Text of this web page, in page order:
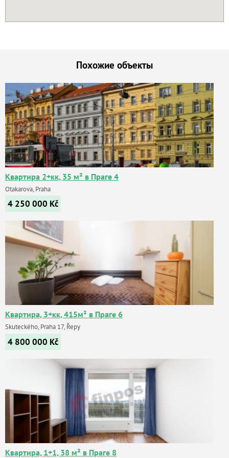
Похожие объекты
Квартира 2+кк, 35 м² в Праге 4
Otakarova, Praha
4 250 000 Kč
Квартира, 3+кк, 415м² в Праге 6
Skuteckého, Praha 17, Řepy
4 800 000 Kč
Квартира, 1+1, 38 м² в Праге 8